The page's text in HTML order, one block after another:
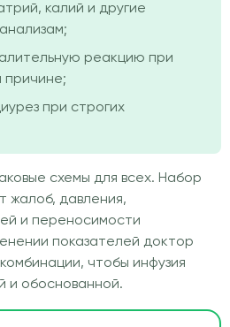
калий и другие
реакцию при
причине;
при строгих
схемы для всех. Набор
жалоб, давления,
и переносимости
показателей доктор
чтобы инфузия
и обоснованной.